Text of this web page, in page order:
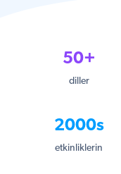
50+
diller
2000s
etkinliklerin